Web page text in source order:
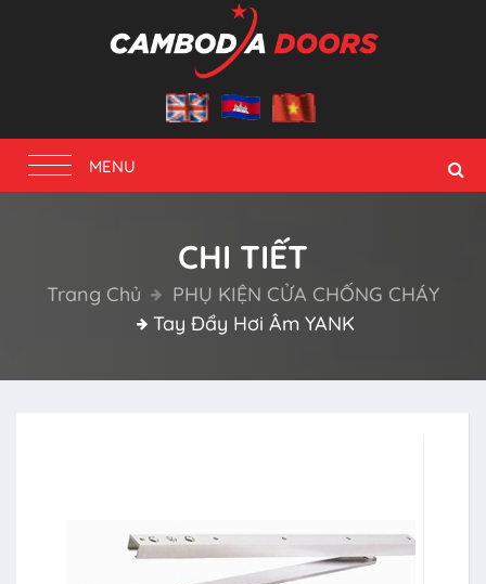
Toggle
navigation
MENU
CHI TIẾT
Trang Chủ
PHỤ KIỆN CỬA CHỐNG CHÁY
Tay Đẩy Hơi Âm YANK